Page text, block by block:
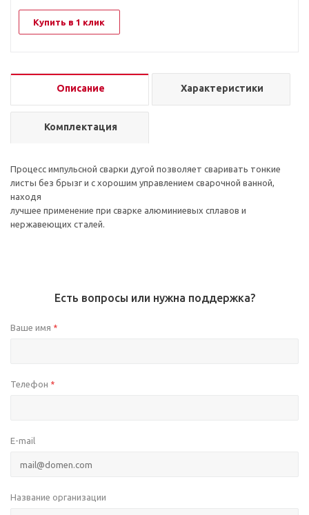
Купить в 1 клик
Описание Характеристики
Комплектация
Процесс импульсной сварки дугой позволяет сваривать тонкие
листы без брызг и с хорошим управлением сварочной ванной,
находя
лучшее применение при сварке алюминиевых сплавов и
нержавеющих сталей.
Есть вопросы или нужна поддержка?
Ваше имя *
Телефон *
E-mail
Название организации